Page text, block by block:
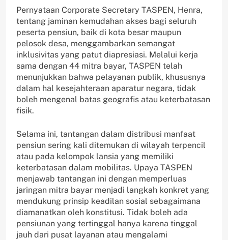
Pernyataan Corporate Secretary TASPEN, Henra,
tentang jaminan kemudahan akses bagi seluruh
peserta pensiun, baik di kota besar maupun
pelosok desa, menggambarkan semangat
inklusivitas yang patut diapresiasi. Melalui kerja
sama dengan 44 mitra bayar, TASPEN telah
menunjukkan bahwa pelayanan publik, khususnya
dalam hal kesejahteraan aparatur negara, tidak
boleh mengenal batas geografis atau keterbatasan
fisik.
Selama ini, tantangan dalam distribusi manfaat
pensiun sering kali ditemukan di wilayah terpencil
atau pada kelompok lansia yang memiliki
keterbatasan dalam mobilitas. Upaya TASPEN
menjawab tantangan ini dengan memperluas
jaringan mitra bayar menjadi langkah konkret yang
mendukung prinsip keadilan sosial sebagaimana
diamanatkan oleh konstitusi. Tidak boleh ada
pensiunan yang tertinggal hanya karena tinggal
jauh dari pusat layanan atau mengalami